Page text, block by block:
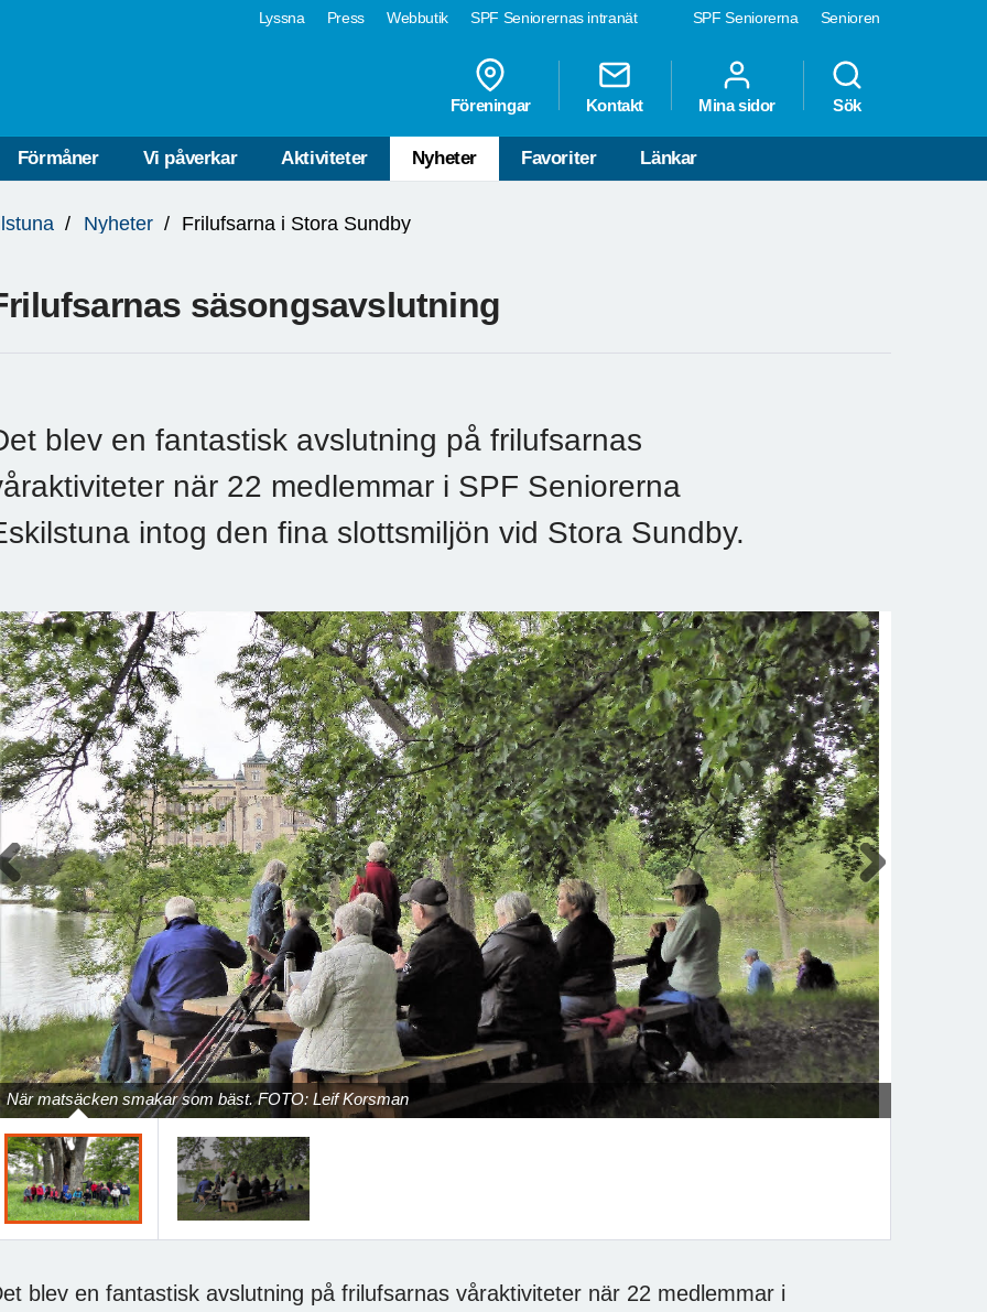
SPF Seniorerna Senioren
Lyssna Press Webbutik SPF Seniorernas intranät
Föreningar Kontakt Mina sidor Sök
Förmåner Vi påverkar Aktiviteter Nyheter Favoriter Länkar
Nyheter Frilufsarna i Stora Sundby
säsongsavslutning
blev en fantastisk avslutning på frilufsarnas
när 22 medlemmar i SPF Seniorerna
intog den fina slottsmiljön vid Stora Sundby.
När matsäcken smakar som bäst. FOTO: Leif Korsman
Previous Next
blev en fantastisk avslutning på frilufsarnas våraktiviteter när 22 medlemmar i